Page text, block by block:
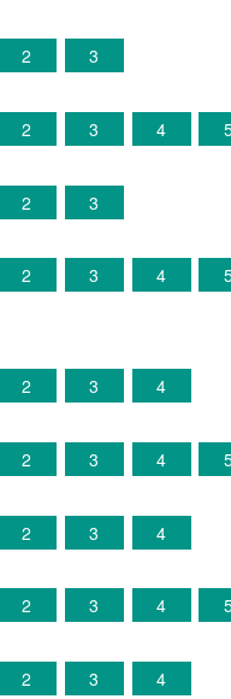
2 3
2 3 4
2 3
2 3 4
2 3 4
2 3 4
2 3 4
2 3 4
2 3 4